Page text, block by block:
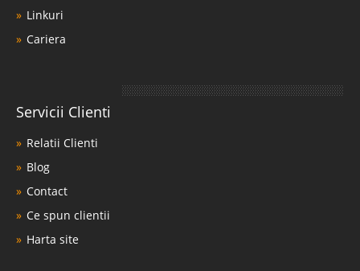
Linkuri
Cariera
Servicii Clienti
Relatii Clienti
Blog
Contact
Ce spun clientii
Harta site